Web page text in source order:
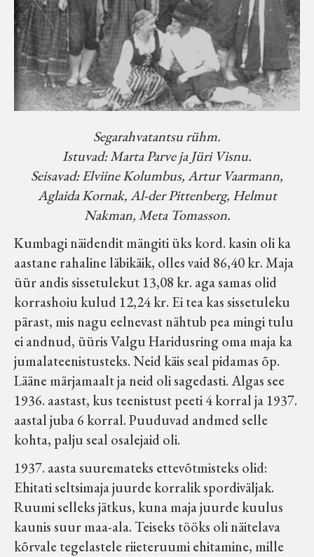
Segarahvatantsu rühm.
Istuvad: Marta Parve ja Jüri Visnu.
Seisavad: Elviine Kolumbus, Artur Vaarmann,
Aglaida Kornak, Al-der Pittenberg, Helmut
Nakman, Meta Tomasson.
Kumbagi näidendit mängiti üks kord. kasin oli ka
aastane rahaline läbikäik, olles vaid 86,40 kr. Maja
üür andis sissetulekut 13,08 kr. aga samas olid
korrashoiu kulud 12,24 kr. Ei tea kas sissetuleku
pärast, mis nagu eelnevast nähtub pea mingi tulu
ei andnud, üüris Valgu Haridusring oma maja ka
jumalateenistusteks. Neid käis seal pidamas õp.
Lääne märjamaalt ja neid oli sagedasti. Algas see
1936. aastast, kus teenistust peeti 4 korral ja 1937.
aastal juba 6 korral. Puuduvad andmed selle
kohta, palju seal osalejaid oli.
1937. aasta suuremateks ettevõtmisteks olid:
Ehitati seltsimaja juurde korralik spordiväljak.
Ruumi selleks jätkus, kuna maja juurde kuulus
kaunis suur maa-ala. Teiseks tööks oli näitelava
kõrvale tegelastele riieteruumi ehitamine, mille